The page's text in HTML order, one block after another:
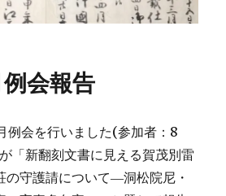
会報告
例会を行いました(参加者： 8
「新翻刻文書に見える賀茂別雷
の守護請について―洞松院尼・